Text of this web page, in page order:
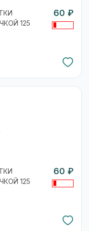
125
60 ₽
125
60 ₽